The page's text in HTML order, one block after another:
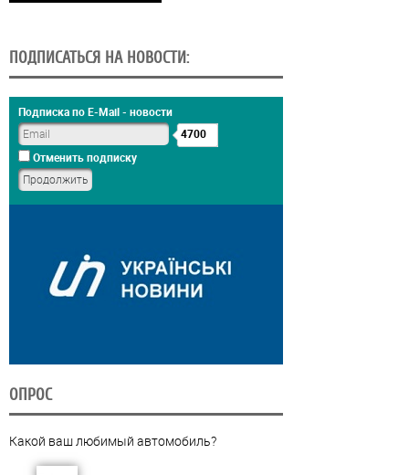
ПОДПИСАТЬСЯ НА НОВОСТИ:
Подписка по E-Mail - новости
4700
Отменить подписку
ОПРОС
Какой ваш любимый автомобиль?